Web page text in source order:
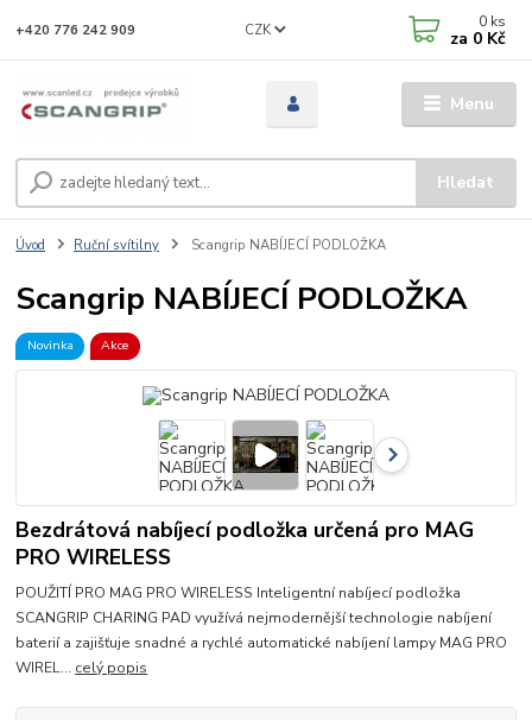
Menu
CZK
Hledat
+420 776 242 909 0 ks
za 0 Kč
Úvod Ruční svítilny Scangrip NABÍJECÍ PODLOŽKA
Scangrip NABÍJECÍ PODLOŽKA
Novinka Akce
Bezdrátová nabíjecí podložka určená pro MAG
PRO WIRELESS
POUŽITÍ PRO MAG PRO WIRELESS Inteligentní nabíjecí podložka
SCANGRIP CHARING PAD využívá nejmodernější technologie nabíjení
baterií a zajišťuje snadné a rychlé automatické nabíjení lampy MAG PRO
WIREL... celý popis